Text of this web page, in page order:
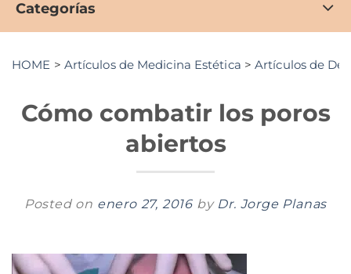
Categorías
HOME > Artículos de Medicina Estética >Artículos de
Cómo combatir los poros
abiertos
Posted on enero 27, 2016 by Dr. Jorge Planas